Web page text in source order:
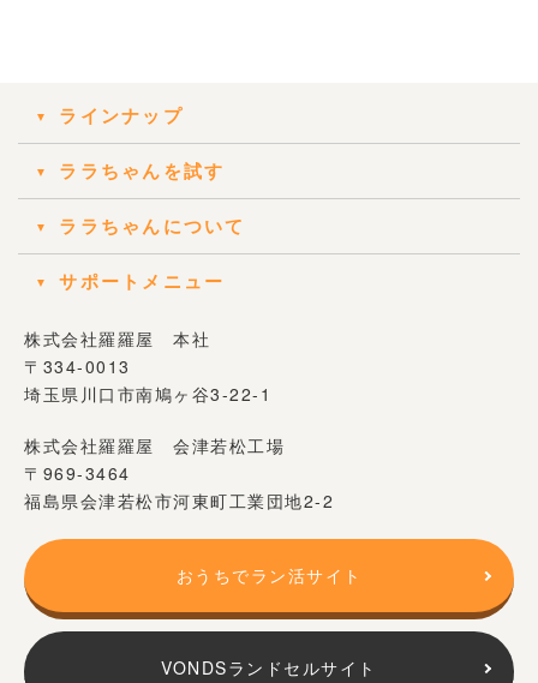
ラインナップ
ララちゃんを試す
ララちゃんについて
サポートメニュー
株式会社羅羅屋 本社
〒334-0013
埼玉県川口市南鳩ヶ谷3-22-1
株式会社羅羅屋 会津若松工場
〒969-3464
福島県会津若松市河東町工業団地2-2
おうちでラン活サイト
VONDSランドセルサイト